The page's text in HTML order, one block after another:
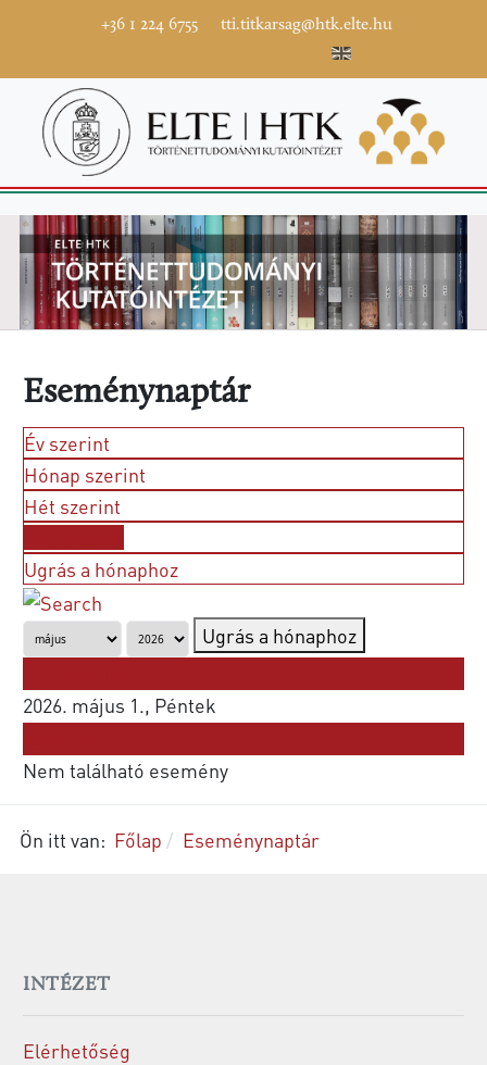
+36 1 224 6755 tti.titkarsag@htk.elte.hu
Eseménynaptár
Év szerint
Hónap szerint
Hét szerint
Ugrás a hónaphoz
Ugrás a hónaphoz
2026. május 1., Péntek
Nem található esemény
Ön itt van: Főlap Eseménynaptár
INTÉZET
Elérhetőség